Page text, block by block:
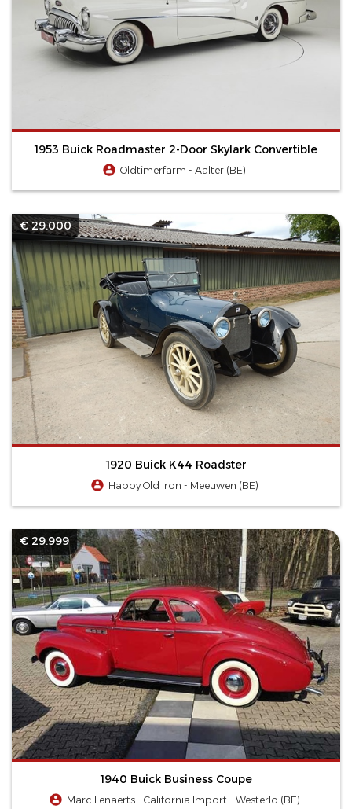
1953 Buick Roadmaster 2-Door Skylark Convertible
Oldtimerfarm - Aalter (BE)
€ 29.000
1920 Buick K44 Roadster
Happy Old Iron - Meeuwen (BE)
€ 29.999
1940 Buick Business Coupe
Marc Lenaerts - California Import - Westerlo (BE)